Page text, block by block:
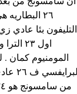
التليفون بئا
المومنيوم كمان